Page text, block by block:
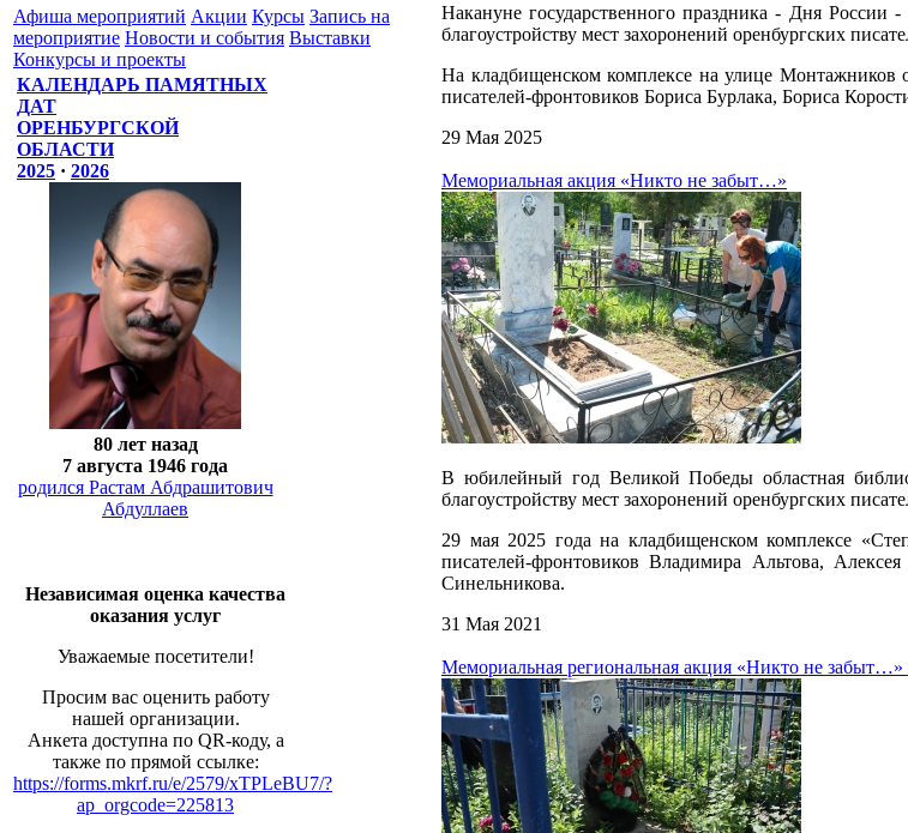
Афиша мероприятий Акции Курсы Запись на
мероприятие Новости и события Выставки
Конкурсы и проекты
КАЛЕНДАРЬ ПАМЯТНЫХ
ДАТ
ОРЕНБУРГСКОЙ
ОБЛАСТИ
2025 · 2026
80 лет назад
7 августа 1946 года
родился Растам Абдрашитович
Абдуллаев
Независимая оценка качества
оказания услуг
Уважаемые посетители!
Просим вас оценить работу
нашей организации.
Анкета доступна по QR-коду, а
также по прямой ссылке:
https://forms.mkrf.ru/e/2579/xTPLeBU7/?
ap_orgcode=225813
Накануне государственного праздника - Дня
благоустройству мест захоронений оренбургских
На кладбищенском комплексе на улице Монтажников
писателей-фронтовиков Бориса Бурлака, Бориса
29 Мая 2025
Мемориальная акция «Никто не забыт…»
В юбилейный год Великой Победы областная
благоустройству мест захоронений оренбургских
29 мая 2025 года на кладбищенском комплексе
писателей-фронтовиков Владимира Альтова,
Синельникова.
31 Мая 2021
Мемориальная региональная акция «Никто не забыт…»